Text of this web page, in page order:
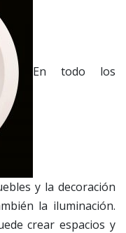
En todo los
y la decoración
la iluminación.
crear espacios y